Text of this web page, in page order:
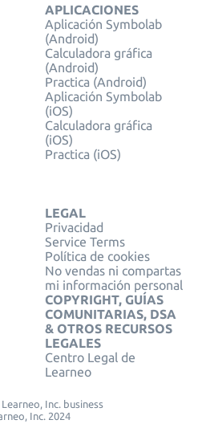
APLICACIONES
Aplicación Symbolab
(Android)
Calculadora gráfica
(Android)
Practica (Android)
Aplicación Symbolab
(iOS)
Calculadora gráfica
(iOS)
Practica (iOS)
LEGAL
Privacidad
Service Terms
Política de cookies
No vendas ni compartas
mi información personal
COPYRIGHT, GUÍAS
COMUNITARIAS, DSA
& OTROS RECURSOS
LEGALES
Centro Legal de
Learneo
Inc. business
Inc. 2024